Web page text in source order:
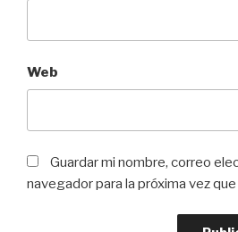
Web
Guardar mi nombre, correo
navegador para la próxima vez